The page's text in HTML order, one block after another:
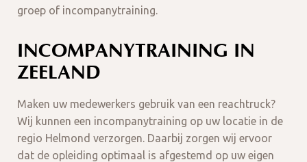
groep of incompanytraining.
INCOMPANYTRAINING IN
ZEELAND
Maken uw medewerkers gebruik van een reachtruck?
Wij kunnen een incompanytraining op uw locatie in de
regio Helmond verzorgen. Daarbij zorgen wij ervoor
dat de opleiding optimaal is afgestemd op uw eigen